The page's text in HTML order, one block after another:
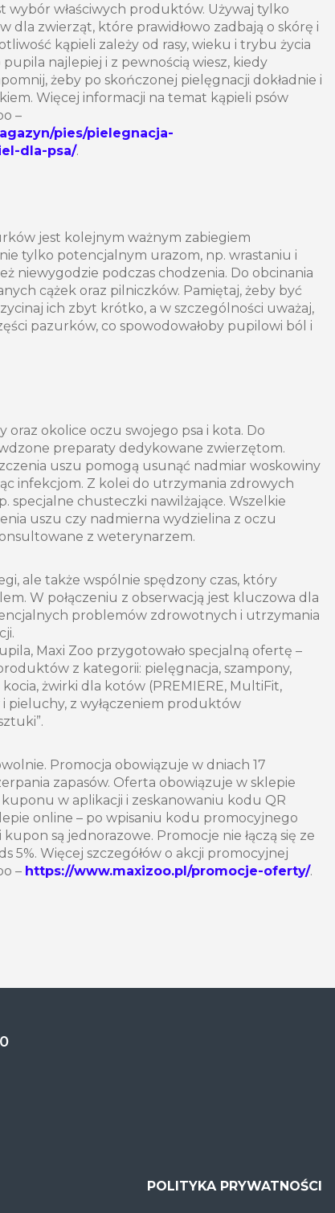
wybór właściwych produktów. Używaj tylko
dla zwierząt, które prawidłowo zadbają o skórę i
kąpieli zależy od rasy, wieku i trybu życia
najlepiej i z pewnością wiesz, kiedy
żeby po skończonej pielęgnacji dokładnie i
Więcej informacji na temat kąpieli psów
–
pies/pielegnacja-
dla-psa/.
jest kolejnym ważnym zabiegiem
tylko potencjalnym urazom, np. wrastaniu i
niewygodzie podczas chodzenia. Do obcinania
cążek oraz pilniczków. Pamiętaj, żeby być
ich zbyt krótko, a w szczególności uważaj,
pazurków, co spowodowałoby pupilowi ból i
oraz okolice oczu swojego psa i kota. Do
preparaty dedykowane zwierzętom.
uszu pomogą usunąć nadmiar woskowiny
infekcjom. Z kolei do utrzymania zdrowych
specjalne chusteczki nawilżające. Wszelkie
uszu czy nadmierna wydzielina z oczu
z weterynarzem.
ale także wspólnie spędzony czas, który
W połączeniu z obserwacją jest kluczowa dla
problemów zdrowotnych i utrzymania
Maxi Zoo przygotowało specjalną ofertę –
z kategorii: pielęgnacja, szampony,
żwirki dla kotów (PREMIERE, MultiFit,
i pieluchy, z wyłączeniem produktów
Promocja obowiązuje w dniach 17
zapasów. Oferta obowiązuje w sklepie
w aplikacji i zeskanowaniu kodu QR
online – po wpisaniu kodu promocyjnego
są jednorazowe. Promocje nie łączą się ze
5%. Więcej szczegółów o akcji promocyjnej
– https://www.maxizoo.pl/promocje-oferty/.
POLITYKA PRYWATNOŚCI